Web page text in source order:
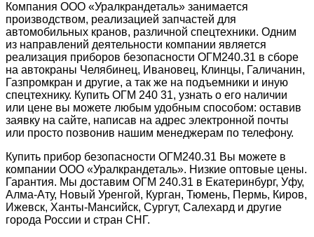
Компания ООО «Уралкрандеталь» занимается
производством, реализацией запчастей для
автомобильных кранов, различной спецтехники. Одним
из направлений деятельности компании является
реализация приборов безопасности ОГМ240.31 в сборе
на автокраны Челябинец, Ивановец, Клинцы, Галичанин,
Газпромкран и другие, а так же на подъемники и иную
спецтехнику. Купить ОГМ 240 31, узнать о его наличии
или цене вы можете любым удобным способом: оставив
заявку на сайте, написав на адрес электронной почты
или просто позвонив нашим менеджерам по телефону.
Купить прибор безопасности ОГМ240.31 Вы можете в
компании ООО «Уралкрандеталь». Низкие оптовые цены.
Гарантия. Мы доставим ОГМ 240.31 в Екатеринбург, Уфу,
Алма-Ату, Новый Уренгой, Курган, Тюмень, Пермь, Киров,
Ижевск, Ханты-Мансийск, Сургут, Салехард и другие
города России и стран СНГ.